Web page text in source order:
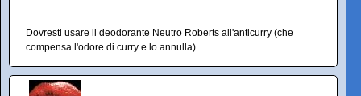
Dovresti usare il deodorante Neutro Roberts all'anticurry (che
compensa l'odore di curry e lo annulla).